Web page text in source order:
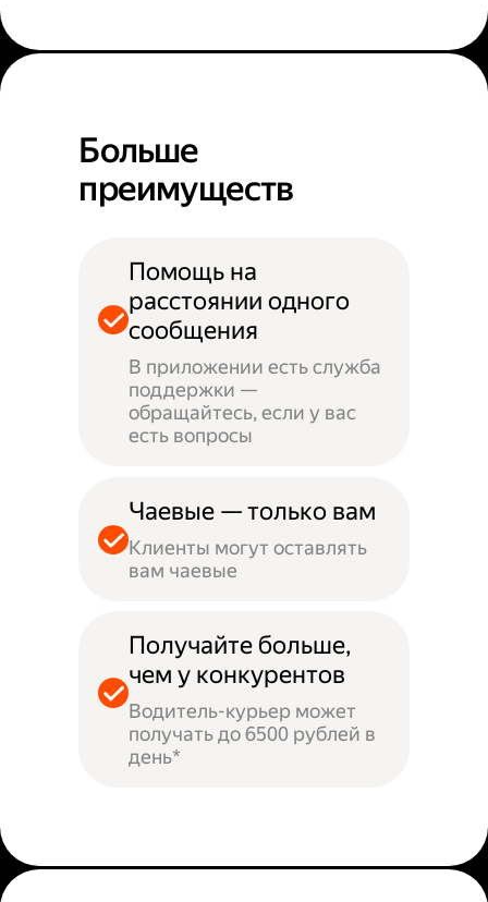
Больше
преимуществ
Помощь на
расстоянии одного
сообщения
В приложении есть служба
поддержки —
обращайтесь, если у вас
есть вопросы
Чаевые — только вам
Клиенты могут оставлять
вам чаевые
Получайте больше,
чем у конкурентов
Водитель-курьер может
получать до 6500 рублей в
день*